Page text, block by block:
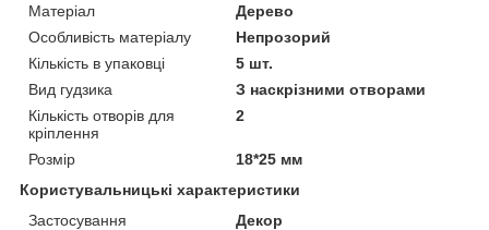
Матеріал
Дерево
Особливість матеріалу
Непрозорий
Кількість в упаковці
5 шт.
Вид гудзика
З наскрізними отворами
Кількість отворів для
кріплення
2
Розмір
18*25 мм
Користувальницькі характеристики
Застосування
Декор